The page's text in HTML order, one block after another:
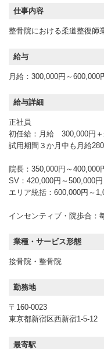
仕事内容
整骨院における柔道整復師
給与
月給：300,000円～600,000
給与詳細
正社員
初任給：月給 300,000円＋
試用期間３か月中も月給
院長：350,000円～400,000
SV：420,000円～500,000
エリア統括：600,000円～
インセンティブ・院歩合：
業種・サービス形態
接骨院・整骨院
勤務地
〒160-0023
東京都新宿区西新宿1-5-12
最寄駅